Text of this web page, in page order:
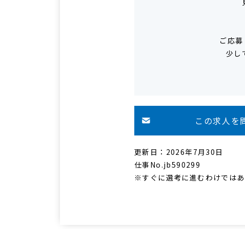
ご応
少し
この求人を
更新日：2026年7月30日
仕事No.jb590299
※すぐに選考に進むわけでは